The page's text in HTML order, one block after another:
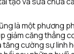
là một phương
giảm căng thẳng
tăng cường sự linh